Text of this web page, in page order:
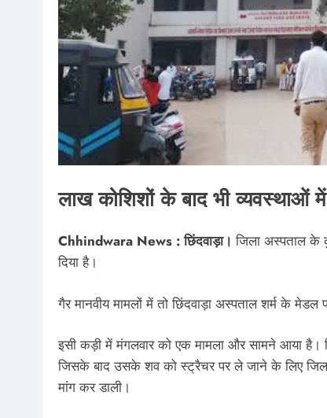
लाख कोशिशों के बाद भी व्यवस्थाओं में
Chhindwara News : छिंदवाड़ा। जिला अस्पताल के
दिया है।
गैर मानवीय मामलों में तो छिंदवाड़ा अस्पताल शर्म के मेडल
इसी कड़ी में मंगलवार को एक मामला और सामने आया है।
जिसके बाद उसके शव को स्ट्रैचर पर ले जाने के लिए
मांग कर डाली।